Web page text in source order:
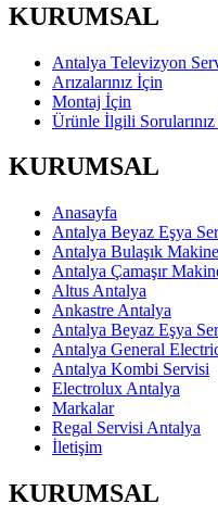
KURUMSAL
Antalya Televizyon
Arızalarınız İçin
Montaj İçin
Ürünle İlgili
KURUMSAL
Anasayfa
Antalya Beyaz Eşya
Antalya Bulaşık
Antalya Çamaşır
Altus Antalya
Ankastre Antalya
Antalya Beyaz Eşya
Antalya General
Antalya Kombi Servisi
Electrolux Antalya
Markalar
Regal Servisi Antalya
İletişim
KURUMSAL